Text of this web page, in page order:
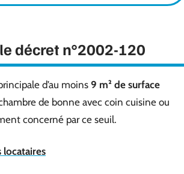
décret n°2002-120
d’au moins 9 m² de surface
de bonne avec coin cuisine ou
concerné par ce seuil.
locataires